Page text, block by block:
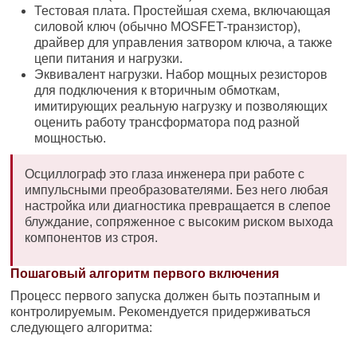
Тестовая плата. Простейшая схема, включающая
силовой ключ (обычно MOSFET-транзистор),
драйвер для управления затвором ключа, а также
цепи питания и нагрузки.
Эквивалент нагрузки. Набор мощных резисторов
для подключения к вторичным обмоткам,
имитирующих реальную нагрузку и позволяющих
оценить работу трансформатора под разной
мощностью.
Осциллограф это глаза инженера при работе с
импульсными преобразователями. Без него любая
настройка или диагностика превращается в слепое
блуждание, сопряженное с высоким риском выхода
компонентов из строя.
Пошаговый алгоритм первого включения
Процесс первого запуска должен быть поэтапным и
контролируемым. Рекомендуется придерживаться
следующего алгоритма: